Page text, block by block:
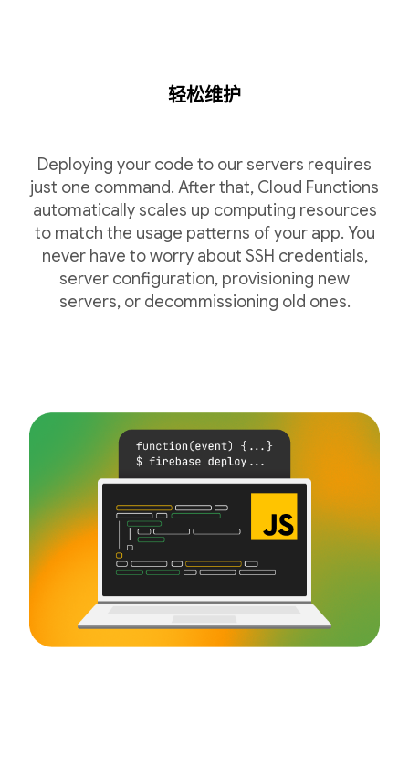
轻松维护
Deploying your code to our servers requires
just one command. After that, Cloud Functions
automatically scales up computing resources
to match the usage patterns of your app. You
never have to worry about SSH credentials,
server configuration, provisioning new
servers, or decommissioning old ones.